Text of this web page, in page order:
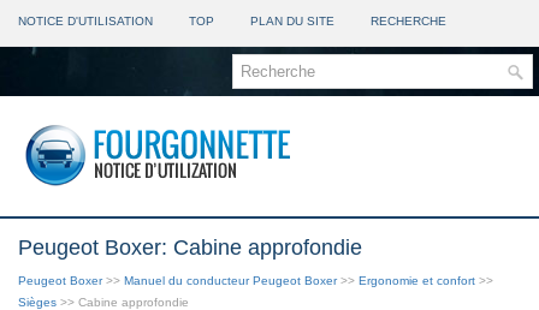
NOTICE D'UTILISATION TOP PLAN DU SITE RECHERCHE
Peugeot Boxer: Cabine approfondie
Peugeot Boxer>> Manuel du conducteur Peugeot Boxer>> Ergonomie et confort >>
Sièges >> Cabine approfondie